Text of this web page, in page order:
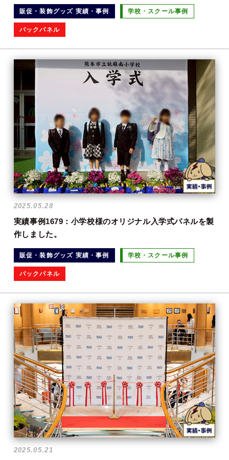
販促・装飾グッズ 実績・事例 学校・スクール事例
バックパネル
2025.05.28
実績事例1679：小学校様のオリジナル入学式パネルを製
作しました。
販促・装飾グッズ 実績・事例 学校・スクール事例
バックパネル
2025.05.21